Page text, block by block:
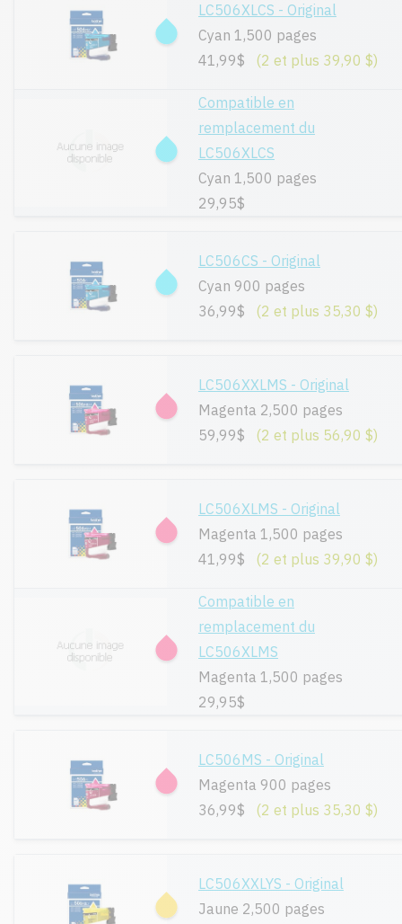
LC506XLCS - Original
Cyan 1,500 pages
41,99$
(2 et plus 39,90 $)
Compatible en
remplacement du
LC506XLCS
Cyan 1,500 pages
29,95$
LC506CS - Original
Cyan 900 pages
36,99$
(2 et plus 35,30 $)
LC506XXLMS - Original
Magenta 2,500 pages
59,99$
(2 et plus 56,90 $)
LC506XLMS - Original
Magenta 1,500 pages
41,99$
(2 et plus 39,90 $)
Compatible en
remplacement du
LC506XLMS
Magenta 1,500 pages
29,95$
LC506MS - Original
Magenta 900 pages
36,99$
(2 et plus 35,30 $)
LC506XXLYS - Original
Jaune 2,500 pages